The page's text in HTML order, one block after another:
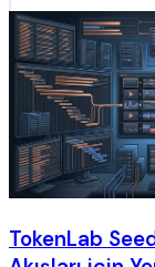
TokenLab